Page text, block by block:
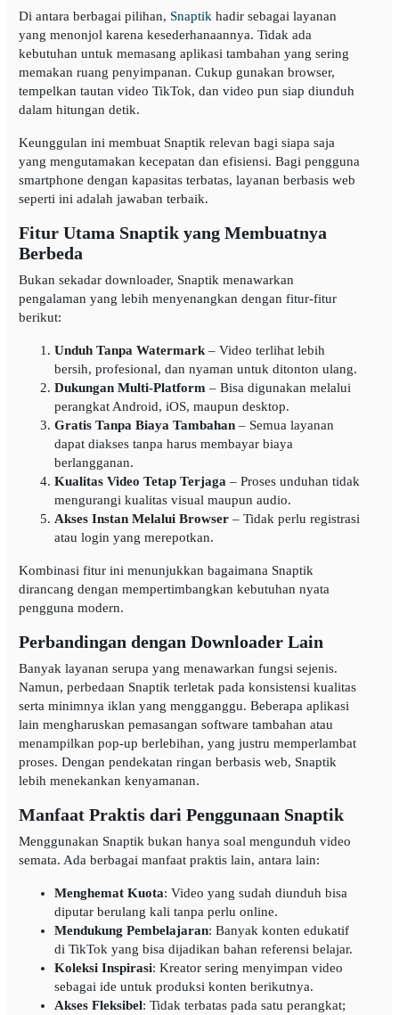
Di antara berbagai pilihan, Snaptik hadir sebagai layanan
yang menonjol karena kesederhanaannya. Tidak ada
kebutuhan untuk memasang aplikasi tambahan yang sering
memakan ruang penyimpanan. Cukup gunakan browser,
tempelkan tautan video TikTok, dan video pun siap diunduh
dalam hitungan detik.
Keunggulan ini membuat Snaptik relevan bagi siapa saja
yang mengutamakan kecepatan dan efisiensi. Bagi pengguna
smartphone dengan kapasitas terbatas, layanan berbasis web
seperti ini adalah jawaban terbaik.
Fitur Utama Snaptik yang Membuatnya
Berbeda
Bukan sekadar downloader, Snaptik menawarkan
pengalaman yang lebih menyenangkan dengan fitur-fitur
berikut:
Unduh Tanpa Watermark– Video terlihat lebih
bersih, profesional, dan nyaman untuk ditonton ulang.
Dukungan Multi-Platform – Bisa digunakan melalui
perangkat Android, iOS, maupun desktop.
Gratis Tanpa Biaya Tambahan– Semua layanan
dapat diakses tanpa harus membayar biaya
berlangganan.
Kualitas Video Tetap Terjaga – Proses unduhan tidak
mengurangi kualitas visual maupun audio.
Akses Instan Melalui Browser– Tidak perlu registrasi
atau login yang merepotkan.
Kombinasi fitur ini menunjukkan bagaimana Snaptik
dirancang dengan mempertimbangkan kebutuhan nyata
pengguna modern.
Perbandingan dengan Downloader Lain
Banyak layanan serupa yang menawarkan fungsi sejenis.
Namun, perbedaan Snaptik terletak pada konsistensi kualitas
serta minimnya iklan yang mengganggu. Beberapa aplikasi
lain mengharuskan pemasangan software tambahan atau
menampilkan pop-up berlebihan, yang justru memperlambat
proses. Dengan pendekatan ringan berbasis web, Snaptik
lebih menekankan kenyamanan.
Manfaat Praktis dari Penggunaan Snaptik
Menggunakan Snaptik bukan hanya soal mengunduh video
semata. Ada berbagai manfaat praktis lain, antara lain:
Menghemat Kuota: Video yang sudah diunduh bisa
diputar berulang kali tanpa perlu online.
Mendukung Pembelajaran: Banyak konten edukatif
di TikTok yang bisa dijadikan bahan referensi belajar.
Koleksi Inspirasi: Kreator sering menyimpan video
sebagai ide untuk produksi konten berikutnya.
Akses Fleksibel: Tidak terbatas pada satu perangkat;